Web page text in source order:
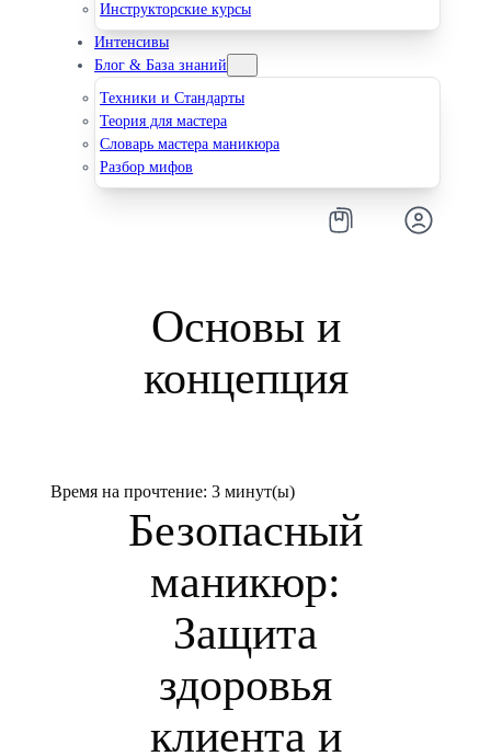
Инструкторские курсы
Интенсивы
Блог & База знаний
Техники и Стандарты
Теория для мастера
Словарь мастера маникюра
Разбор мифов
Основы и
концепция
Время на прочтение: 3 минут(ы)
Безопасный
маникюр:
Защита
здоровья
клиента и